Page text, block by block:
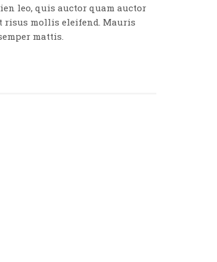
leo, quis auctor quam auctor
risus mollis eleifend. Mauris
mattis.